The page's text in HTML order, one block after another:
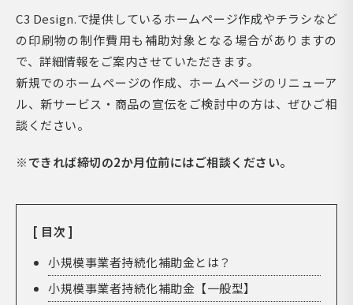
C3 Design.で提供しているホームページ作成やチラシなど
の印刷物の制作費用も補助対象となる場合がありますの
で、詳細情報をご案内させていただきます。
新規でのホームページの作成、ホームページのリニューア
ル、新サービス・商品の宣伝をご検討中の方は、ぜひご相
談ください。
※できれば締切の2か月位前にはご相談ください。
[ 目次 ]
小規模事業者持続化補助金とは？
小規模事業者持続化補助金【一般型】